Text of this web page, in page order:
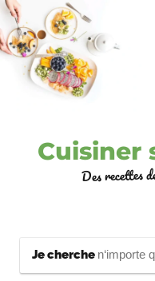
Cuisiner
Des recettes
Je cherche